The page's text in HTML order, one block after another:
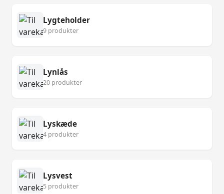
Lygteholder
9 produkter
Lynlås
20 produkter
Lyskæde
4 produkter
Lysvest
5 produkter